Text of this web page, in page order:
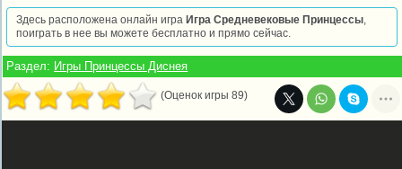
Здесь расположена онлайн игра Игра Средневековые Принцессы,
поиграть в нее вы можете бесплатно и прямо сейчас.
Раздел: Игры Принцессы Диснея
(Оценок игры 89)